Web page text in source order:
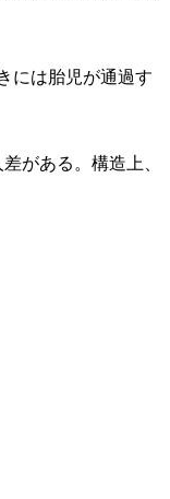
には胎児が通過す
がある。構造上、